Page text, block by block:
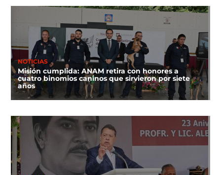
NOTICIAS
Misión cumplida: ANAM retira con honores a
cuatro binomios caninos que sirvieron por siete
años